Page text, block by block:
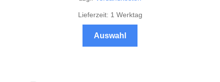
werden
Lieferzeit: 1 Werktag
Auswahl